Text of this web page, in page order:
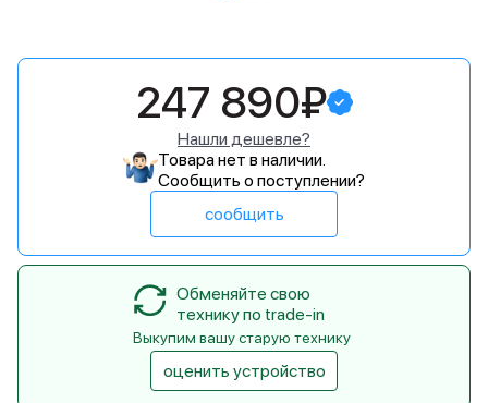
247 890₽
Нашли дешевле?
Товара нет в наличии.
Сообщить о поступлении?
сообщить
Обменяйте свою
технику по trade-in
Выкупим вашу старую технику
оценить устройство